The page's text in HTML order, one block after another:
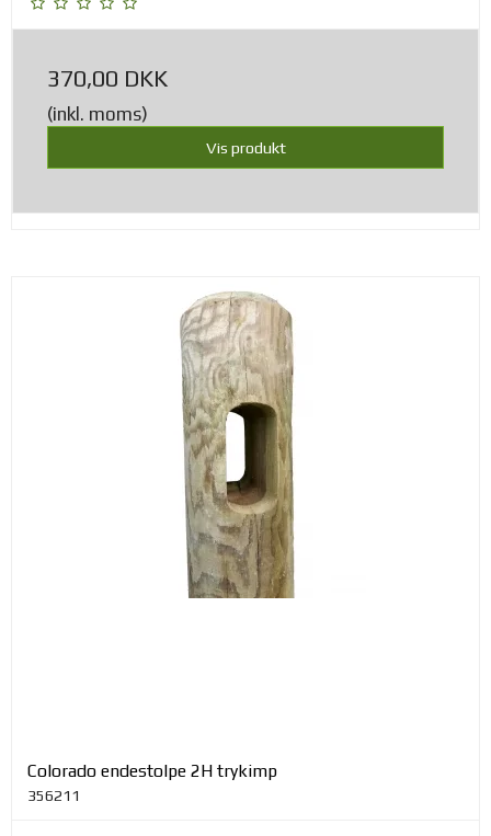
370,00 DKK
(inkl. moms)
Vis produkt
Colorado endestolpe 2H trykimp
356211